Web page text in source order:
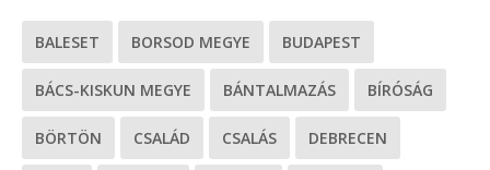
BALESET BORSOD MEGYE BUDAPEST
BÁCS-KISKUN MEGYE BÁNTALMAZÁS BÍRÓSÁG
BÖRTÖN CSALÁD CSALÁS DEBRECEN